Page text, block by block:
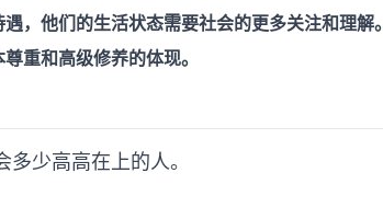
，他们的生活状态需要社会的更多关注和理解。
重和高级修养的体现。
少高高在上的人。